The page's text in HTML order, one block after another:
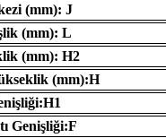
(mm): J
(mm): L
(mm): H2
(mm):H
Genişliği:F